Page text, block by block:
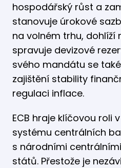
hospodářský růst a
stanovuje úrokové
na volném trhu, dohlíží
spravuje devizové
svého mandátu se
zajištění stability
regulaci inflace.
ECB hraje klíčovou roli
systému centrálních
s národními
států. Přestože je